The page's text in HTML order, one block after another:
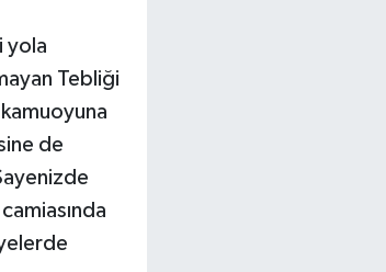
yola
Tebliği
de